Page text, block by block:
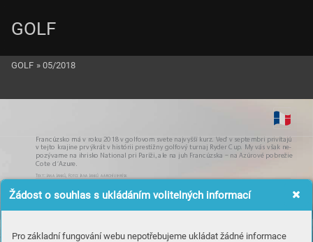
Žádost o souhlas s ukládáním volitelných informací
Pro základní fungování webu nepotřebujeme ukládat žádné informace
Francúzsko má v roku 2018 v golfovom svete najvyšší kurz. Veď v septembri privítajú
v tejto krajine prvýkrát v histórii prestížny golfový turnaj Ryder Cup. My vás však ne-
pozývame na ihrisko National pri Paríži, ale na juh Francúzska – na Azúrové pobrežie
Cote d´Azure
Tex t: Jana Janků, Foto: Jana Janků a archív ihrí sk
GOLF
GOLF » 05/2018